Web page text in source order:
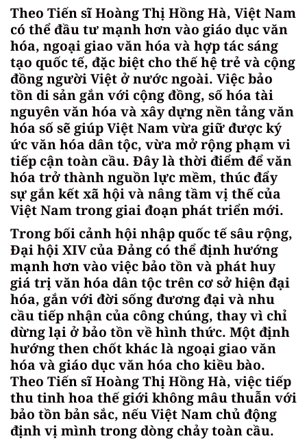
Theo Tiến sĩ Hoàng Thị Hồng Hà, Việt Nam
có thể đầu tư mạnh hơn vào giáo dục văn
hóa, ngoại giao văn hóa và hợp tác sáng
tạo quốc tế, đặc biệt cho thế hệ trẻ và cộng
đồng người Việt ở nước ngoài. Việc bảo
tồn di sản gắn với cộng đồng, số hóa tài
nguyên văn hóa và xây dựng nền tảng văn
hóa số sẽ giúp Việt Nam vừa giữ được ký
ức văn hóa dân tộc, vừa mở rộng phạm vi
tiếp cận toàn cầu. Đây là thời điểm để văn
hóa trở thành nguồn lực mềm, thúc đẩy
sự gắn kết xã hội và nâng tầm vị thế của
Việt Nam trong giai đoạn phát triển mới.
Trong bối cảnh hội nhập quốc tế sâu rộng,
Đại hội XIV của Đảng có thể định hướng
mạnh hơn vào việc bảo tồn và phát huy
giá trị văn hóa dân tộc trên cơ sở hiện đại
hóa, gắn với đời sống đương đại và nhu
cầu tiếp nhận của công chúng, thay vì chỉ
dừng lại ở bảo tồn về hình thức. Một định
hướng then chốt khác là ngoại giao văn
hóa và giáo dục văn hóa cho kiều bào.
Theo Tiến sĩ Hoàng Thị Hồng Hà, việc tiếp
thu tinh hoa thế giới không mâu thuẫn với
bảo tồn bản sắc, nếu Việt Nam chủ động
định vị mình trong dòng chảy toàn cầu.